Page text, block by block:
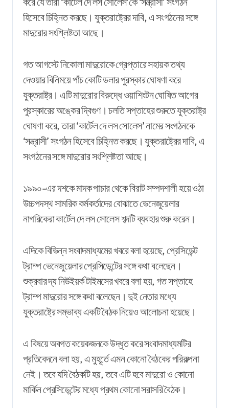
হিসেবে চিহ্নিত করছে। যুক্তরাষ্ট্রের দাবি, এ সংগঠনের সঙ্গে
মাদুরোর সংশ্লিষ্টতা আছে।
গত আগস্টে নিকোলা মাদুরোকে গ্রেপ্তারে সহায়ক তথ্য
দেওয়ার বিনিময়ে পাঁচ কোটি ডলার পুরস্কার ঘোষণা করে
যুক্তরাষ্ট্র। এটি মাদুরোর বিরুদ্ধে ওয়াশিংটন ঘোষিত আগের
পুরস্কারের অঙ্কের দ্বিগুণ। চলতি সপ্তাহের শুরুতে যুক্তরাষ্ট্র
ঘোষণা করে, তারা ‘কার্টেল দে লস সোলেস’ নামের সংগঠনকে
‘সন্ত্রাসী’ সংগঠন হিসেবে চিহ্নিত করছে। যুক্তরাষ্ট্রের দাবি, এ
সংগঠনের সঙ্গে মাদুরোর সংশ্লিষ্টতা আছে।
১৯৯০-এর দশকে মাদক পাচার থেকে বিরাট সম্পদশালী হয়ে ওঠা
উচ্চপদস্থ সামরিক কর্মকর্তাদের বোঝাতে ভেনেজুয়েলার
নাগরিকেরা কার্টেল দে লস সোলেস শব্দটি ব্যবহার শুরু করেন।
এদিকে বিভিন্ন সংবাদমাধ্যমের খবরে বলা হয়েছে, প্রেসিডেন্ট
ট্রাম্প ভেনেজুয়েলার প্রেসিডেন্টের সঙ্গে কথা বলেছেন।
শুক্রবার দ্য নিউইয়র্ক টাইমসের খবরে বলা হয়, গত সপ্তাহে
ট্রাম্প মাদুরোর সঙ্গে কথা বলেছেন। দুই নেতার মধ্যে
যুক্তরাষ্ট্রে সম্ভাব্য একটি বৈঠক নিয়েও আলোচনা হয়েছে।
এ বিষয়ে অবগত কয়েকজনকে উদ্ধৃত করে সংবাদমাধ্যমটির
প্রতিবেদনে বলা হয়, এ মুহূর্তে এমন কোনো বৈঠকের পরিকল্পনা
নেই। তবে যদি বৈঠকটি হয়, তবে এটি হবে মাদুরো ও কোনো
মার্কিন প্রেসিডেন্টের মধ্যে প্রথম কোনো সরাসরি বৈঠক।